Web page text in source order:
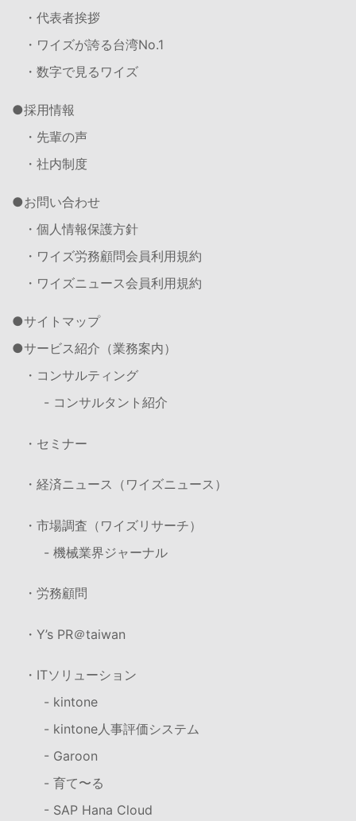
・代表者挨拶
・ワイズが誇る台湾No.1
・数字で見るワイズ
採用情報
・先輩の声
・社内制度
お問い合わせ
・個人情報保護方針
・ワイズ労務顧問会員利用規約
・ワイズニュース会員利用規約
サイトマップ
サービス紹介（業務案内）
・コンサルティング
- コンサルタント紹介
・セミナー
・経済ニュース（ワイズニュース）
・市場調査（ワイズリサーチ）
- 機械業界ジャーナル
・労務顧問
・Y’s PR＠taiwan
・ITソリューション
- kintone
- kintone人事評価システム
- Garoon
- 育て〜る
- SAP Hana Cloud